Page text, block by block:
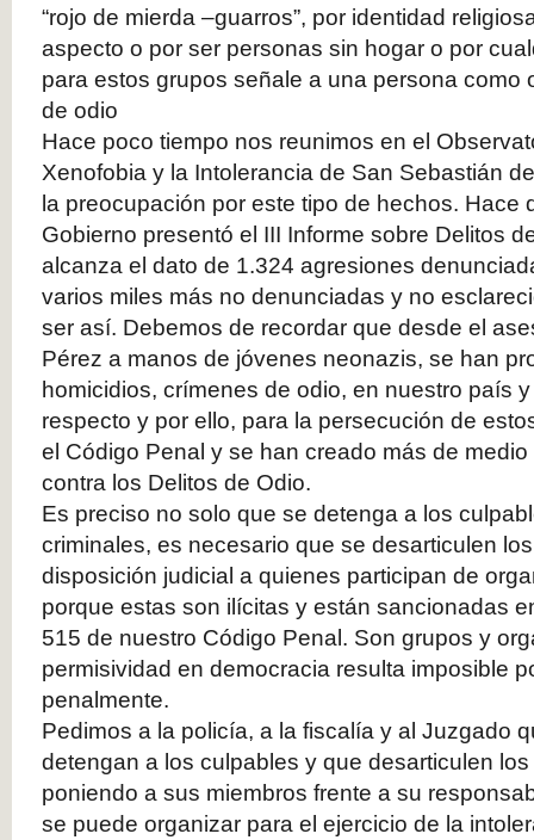
“rojo de mierda –guarros”, por identidad
aspecto o por ser personas sin hogar o por
para estos grupos señale a una persona como
de odio
Hace poco tiempo nos reunimos en el
Xenofobia y la Intolerancia de San Sebastián
la preocupación por este tipo de hechos. Hace
Gobierno presentó el III Informe sobre Delitos
alcanza el dato de 1.324 agresiones
varios miles más no denunciadas y no
ser así. Debemos de recordar que desde el
Pérez a manos de jóvenes neonazis, se han
homicidios, crímenes de odio, en nuestro país
respecto y por ello, para la persecución de
el Código Penal y se han creado más de
contra los Delitos de Odio.
Es preciso no solo que se detenga a los
criminales, es necesario que se desarticulen
disposición judicial a quienes participan de
porque estas son ilícitas y están sancionadas
515 de nuestro Código Penal. Son grupos y
permisividad en democracia resulta imposible
penalmente.
Pedimos a la policía, a la fiscalía y al Juzgado
detengan a los culpables y que desarticulen
poniendo a sus miembros frente a su
se puede organizar para el ejercicio de la